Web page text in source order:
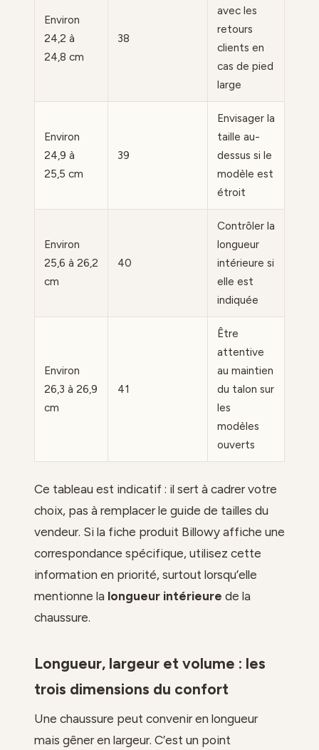
Environ
24,2 à
24,8 cm
38
avec les
retours
clients en
cas de pied
large
Environ
24,9 à
25,5 cm
39
Envisager la
taille au-
dessus si le
modèle est
étroit
Environ
25,6 à 26,2
cm
40
Contrôler la
longueur
intérieure si
elle est
indiquée
Environ
26,3 à 26,9
cm
41
Être
attentive
au maintien
du talon sur
les
modèles
ouverts
Ce tableau est indicatif : il sert à cadrer votre
choix, pas à remplacer le guide de tailles du
vendeur. Si la fiche produit Billowy affiche une
correspondance spécifique, utilisez cette
information en priorité, surtout lorsqu’elle
mentionne la longueur intérieure de la
chaussure.
Longueur, largeur et volume : les
trois dimensions du confort
Une chaussure peut convenir en longueur
mais gêner en largeur. C’est un point